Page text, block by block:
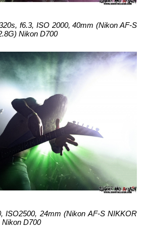
f6.3, ISO 2000, 40mm (Nikon AF-S
Nikon D700
ISO2500, 24mm (Nikon AF-S NIKKOR
D700